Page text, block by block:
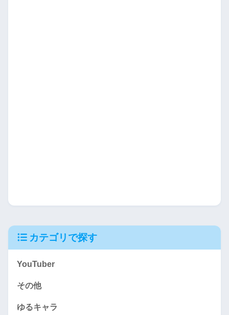
カテゴリで探す
YouTuber
その他
ゆるキャラ